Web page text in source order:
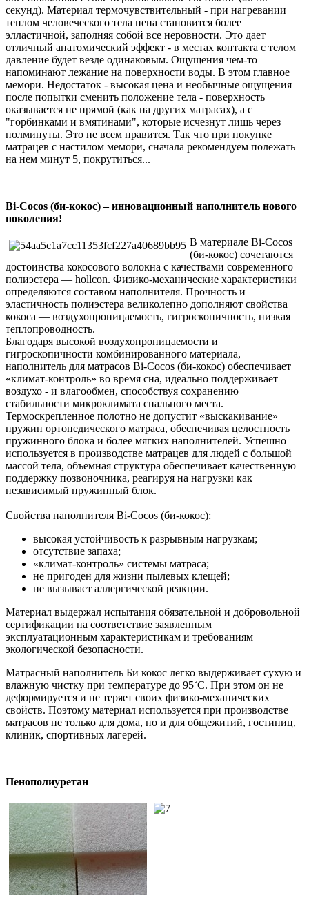
секунд). Материал термочувствительный - при нагревании
теплом человеческого тела пена становится более
элластичной, заполняя собой все неровности. Это дает
отличный анатомический эффект - в местах контакта с телом
давление будет везде одинаковым. Ощущения чем-то
напоминают лежание на поверхности воды. В этом главное
мемори. Недостаток - высокая цена и необычные ощущения
после попытки сменить положение тела - поверхность
оказывается не прямой (как на других матрасах), а с
"горбинками и вмятинами", которые исчезнут лишь через
полминуты. Это не всем нравится. Так что при покупке
матрацев с настилом мемори, сначала рекомендуем полежать
на нем минут 5, покрутиться...
Bi-Cocos (би-кокос) – инновационный наполнитель нового
поколения!
В материале Bi-Cocos
(би-кокос) сочетаются
достоинства кокосового волокна с качествами современного
полиэстера — hollcon. Физико-механические характеристики
определяются составом наполнителя. Прочность и
эластичность полиэстера великолепно дополняют свойства
кокоса — воздухопроницаемость, гигроскопичность, низкая
теплопроводность.
Благодаря высокой воздухопроницаемости и
гигроскопичности комбинированного материала,
наполнитель для матрасов Bi-Cocos (би-кокос) обеспечивает
«климат-контроль» во время сна, идеально поддерживает
воздухо - и влагообмен, способствуя сохранению
стабильности микроклимата спального места.
Термоскрепленное полотно не допустит «выскакивание»
пружин ортопедического матраса, обеспечивая целостность
пружинного блока и более мягких наполнителей. Успешно
используется в производстве матрацев для людей с большой
массой тела, объемная структура обеспечивает качественную
поддержку позвоночника, реагируя на нагрузки как
независимый пружинный блок.
Свойства наполнителя Bi-Cocos (би-кокос):
высокая устойчивость к разрывным нагрузкам;
отсутствие запаха;
«климат-контроль» системы матраса;
не пригоден для жизни пылевых клещей;
не вызывает аллергической реакции.
Материал выдержал испытания обязательной и добровольной
сертификации на соответствие заявленным
эксплуатационным характеристикам и требованиям
экологической безопасности.
Матрасный наполнитель Би кокос легко выдерживает сухую и
влажную чистку при температуре до 95˚С. При этом он не
деформируется и не теряет своих физико-механических
свойств. Поэтому материал используется при производстве
матрасов не только для дома, но и для общежитий, гостиниц,
клиник, спортивных лагерей.
Пенополиуретан